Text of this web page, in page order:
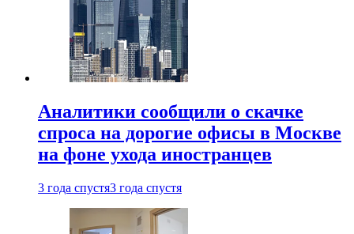
Аналитики сообщили о скачке
спроса на дорогие офисы в Москве
на фоне ухода иностранцев
3 года спустя3 года спустя